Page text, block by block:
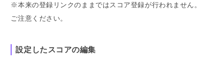
※本来の登録リンクのままではスコア登録が行われません。
ご注意ください。
設定したスコアの編集